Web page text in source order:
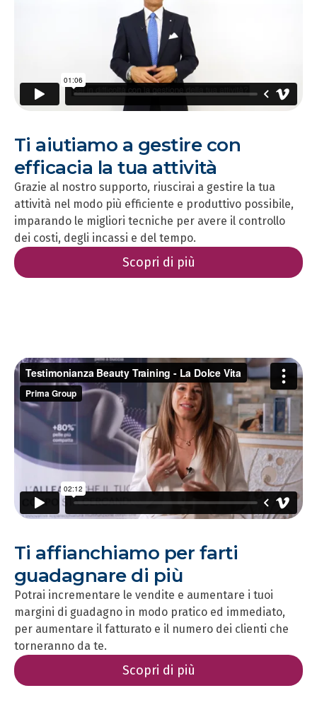
Ti aiutiamo a gestire con
efficacia la tua attività
Grazie al nostro supporto, riuscirai a gestire la tua
attività nel modo più efficiente e produttivo possibile,
imparando le migliori tecniche per avere il controllo
dei costi, degli incassi e del tempo.
Scopri di più
Ti affianchiamo per farti
guadagnare di più
Potrai incrementare le vendite e aumentare i tuoi
margini di guadagno in modo pratico ed immediato,
per aumentare il fatturato e il numero dei clienti che
torneranno da te.
Scopri di più